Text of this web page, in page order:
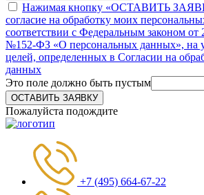
Нажимая кнопку «ОСТАВИТЬ
согласие на обработку моих
соответствии с Федеральным законом от
№152-ФЗ «О персональных данных», на
целей, определенных в Согласии на
данных
Это поле должно быть пустым
ОСТАВИТЬ ЗАЯВКУ
Пожалуйста подождите
+7 (495) 664-67-22